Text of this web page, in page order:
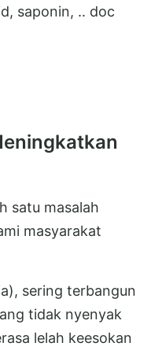
saponin, .. doc
satu masalah
masyarakat
sering terbangun
tidak nyenyak
lelah keesokan